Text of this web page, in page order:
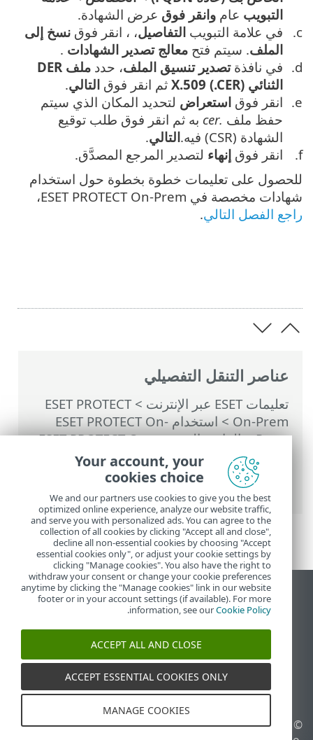
عناصر التنقل التفصيلي
تعليمات ESET عبر الإنترنت >
ESET PROTECT
On-Prem
>
استخدام ‎ESET PROTECT On-
Prem
>
القائمة الرئيسية ESET PROTECT On-
>المزيد >الشهادات>شهادات النظراء
> الشهادات المخصصة مع ESET PROTECT On-
Prem
التبويب عام وانقر فوق عرض الشهادة.
في علامة التبويب التفاصيل، ، انقر فوق نسخ إلى
الملف. سيتم فتح معالج تصدير الشهادات .
في نافذةتصدير تنسيق الملف، حدد
ملف DER
الثنائي X.509 (.CER)
ثم انقر فوق التالي.
انقر فوق استعراض لتحديد المكان الذي سيتم
حفظ ملف .cer
به ثم انقر فوق طلب توقيع
الشهادة (CSR) فيه.
التالي.
انقر فوق إنهاء لتصدير المرجع المصدَّق.
للحصول على تعليمات خطوة بخطوة حول استخدام
شهادات مخصصة في ESET PROTECT On-Prem،
راجع الفصل التالي.
عرض موقع سطح المكتب
End of Life
قاعدة معارف ESET
ESET Status Portal
الدعم الإقليمي
© 1992 - 2026 ESET, spol. s إدارة ملفات تعريف الارتباط
Your account, your
cookies choice
We and our partners use cookies to give you the best
optimized online experience, analyze our website traffic,
and serve you with personalized ads. You can agree to the
collection of all cookies by clicking "Accept all and close",
decline all non-essential cookies by choosing "Accept
essential cookies only", or adjust your cookie settings by
clicking "Manage cookies". You also have the right to
withdraw your consent or change your cookie preferences
anytime by clicking the "Manage cookies" link in our website
footer or in your account settings (if available). For more
information, see ourCookie Policy
.
ACCEPT ALL AND CLOSE
ACCEPT ESSENTIAL COOKIES ONLY
MANAGE COOKIES